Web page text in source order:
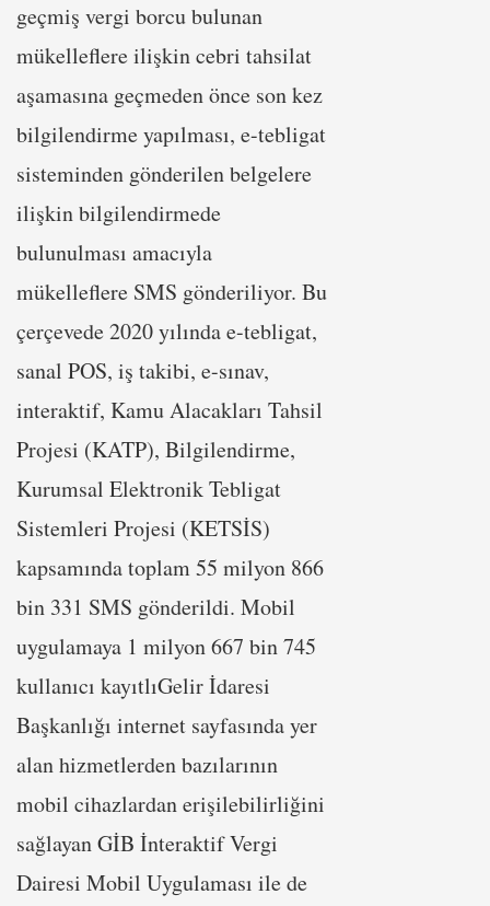
geçmiş vergi borcu bulunan
mükelleflere ilişkin cebri tahsilat
aşamasına geçmeden önce son kez
bilgilendirme yapılması, e-tebligat
sisteminden gönderilen belgelere
ilişkin bilgilendirmede
bulunulması amacıyla
mükelleflere SMS gönderiliyor. Bu
çerçevede 2020 yılında e-tebligat,
sanal POS, iş takibi, e-sınav,
interaktif, Kamu Alacakları Tahsil
Projesi (KATP), Bilgilendirme,
Kurumsal Elektronik Tebligat
Sistemleri Projesi (KETSİS)
kapsamında toplam 55 milyon 866
bin 331 SMS gönderildi. Mobil
uygulamaya 1 milyon 667 bin 745
kullanıcı kayıtlıGelir İdaresi
Başkanlığı internet sayfasında yer
alan hizmetlerden bazılarının
mobil cihazlardan erişilebilirliğini
sağlayan GİB İnteraktif Vergi
Dairesi Mobil Uygulaması ile de